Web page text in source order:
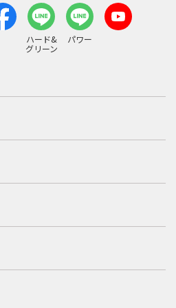
ハード&
グリーン
パワー